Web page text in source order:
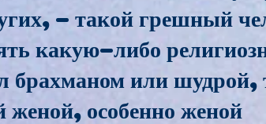
- такой грешный
какую-либо
брахманом или шудрой,
женой, особенно женой